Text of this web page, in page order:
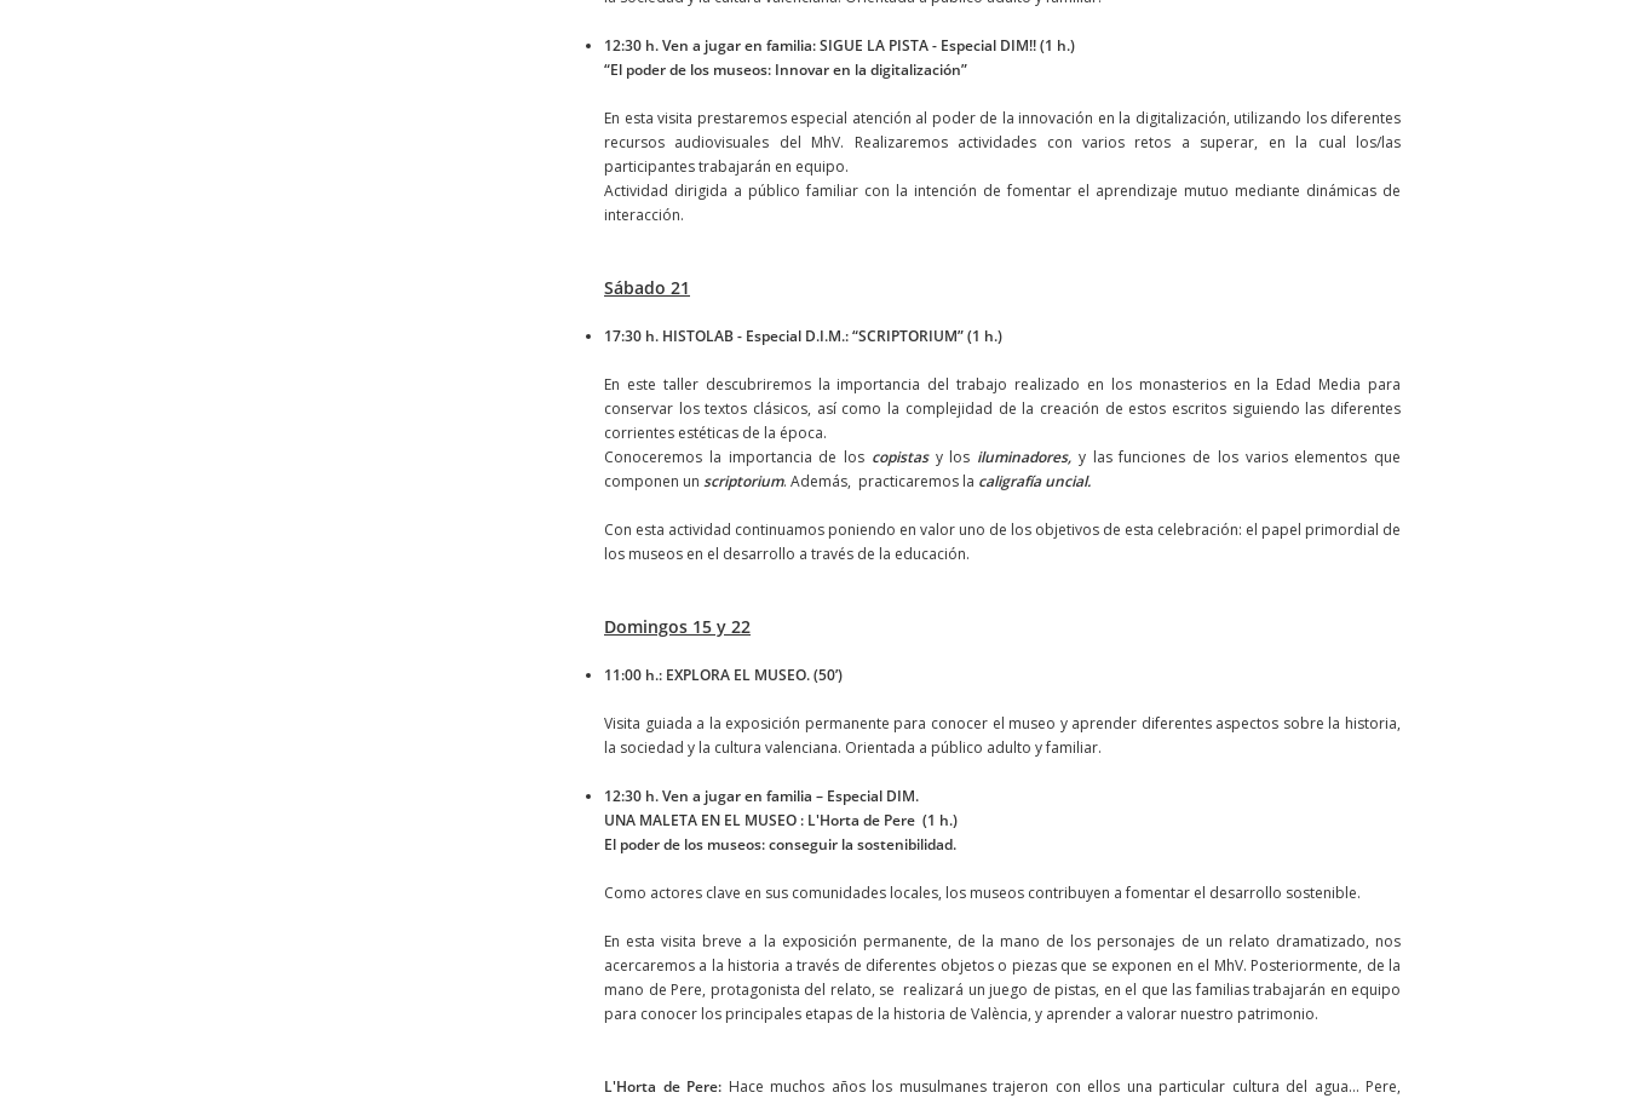
12:30 h. Ven a jugar en familia: SIGUE LA PISTA - Especial DIM!! (1 h.)
“El poder de los museos: Innovar en la digitalización”
En esta visita prestaremos especial atención al poder de la innovación en la digitalización, utilizando los diferentes
recursos audiovisuales del MhV. Realizaremos actividades con varios retos a superar, en la cual los/las
participantes trabajarán en equipo.
Actividad dirigida a público familiar con la intención de fomentar el aprendizaje mutuo mediante dinámicas de
interacción.
Sábado 21
17:30 h. HISTOLAB - Especial D.I.M.: “SCRIPTORIUM” (1 h.)
En este taller descubriremos la importancia del trabajo realizado en los monasterios en la Edad Media para
conservar los textos clásicos, así como la complejidad de la creación de estos escritos siguiendo las diferentes
corrientes estéticas de la época.
Conoceremos la importancia de los copistas y los iluminadores, y las funciones de los varios elementos que
componen un scriptorium. Además, practicaremos la caligrafía uncial.
Con esta actividad continuamos poniendo en valor uno de los objetivos de esta celebración: el papel primordial de
los museos en el desarrollo a través de la educación.
Domingos 15 y 22
11:00 h.: EXPLORA EL MUSEO. (50’)
Visita guiada a la exposición permanente para conocer el museo y aprender diferentes aspectos sobre la historia,
la sociedad y la cultura valenciana. Orientada a público adulto y familiar.
12:30 h. Ven a jugar en familia – Especial DIM.
UNA MALETA EN EL MUSEO : L'Horta de Pere (1 h.)
El poder de los museos: conseguir la sostenibilidad.
Como actores clave en sus comunidades locales, los museos contribuyen a fomentar el desarrollo sostenible.
En esta visita breve a la exposición permanente, de la mano de los personajes de un relato dramatizado, nos
acercaremos a la historia a través de diferentes objetos o piezas que se exponen en el MhV. Posteriormente, de la
mano de Pere, protagonista del relato, se realizará un juego de pistas, en el que las familias trabajarán en equipo
para conocer los principales etapas de la historia de València, y aprender a valorar nuestro patrimonio.
L'Horta de Pere: Hace muchos años los musulmanes trajeron con ellos una particular cultura del agua... Pere,